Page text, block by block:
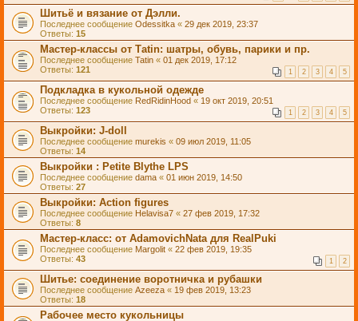
Шитьё и вязание от Дэлли.
Последнее сообщение Odessitka « 29 дек 2019, 23:37
Ответы: 15
Мастер-классы от Таtin: шатры, обувь, парики и пр.
Последнее сообщение Tatin « 01 дек 2019, 17:12
Ответы: 121 1 2 3 4 5
Подкладка в кукольной одежде
Последнее сообщение RedRidinHood « 19 окт 2019, 20:51
Ответы: 123 1 2 3 4 5
Выкройки: J-doll
Последнее сообщение murekis « 09 июл 2019, 11:05
Ответы: 14
Выкройки : Petite Blythe LPS
Последнее сообщение dama « 01 июн 2019, 14:50
Ответы: 27
Выкройки: Action figures
Последнее сообщение Helavisa7 « 27 фев 2019, 17:32
Ответы: 8
Мастер-класс: от AdamovichNata для RealPuki
Последнее сообщение Margolit « 22 фев 2019, 19:35
Ответы: 43 1 2
Шитье: соединение воротничка и рубашки
Последнее сообщение Azeeza « 19 фев 2019, 13:23
Ответы: 18
Рабочее место кукольницы